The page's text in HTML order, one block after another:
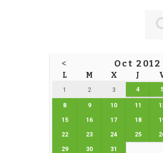
< Oct 2012
L M X J
1 2 3 4
8 9 10 11
15 16 17 18
22 23 24 25
29 30 31